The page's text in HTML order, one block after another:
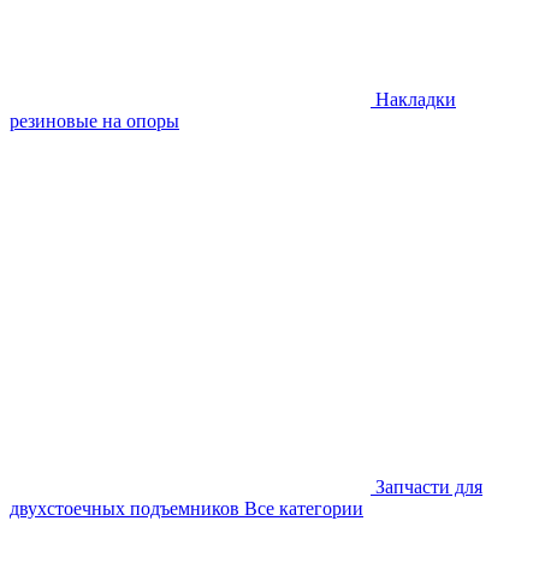
Накладки
резиновые на опоры
Запчасти для
двухстоечных подъемников Все категории